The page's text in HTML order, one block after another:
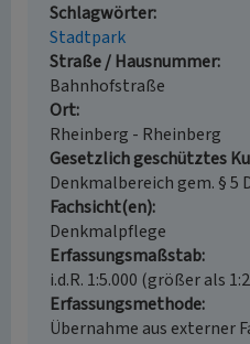
Schlagwörter
Stadtpark
Straße / Hausnummer
Bahnhofstraße
Ort
Rheinberg - Rheinberg
Gesetzlich geschütztes
Denkmalbereich gem. § 5
Fachsicht(en)
Denkmalpflege
Erfassungsmaßstab
i.d.R. 1:5.000 (größer als
Erfassungsmethode
Übernahme aus externer